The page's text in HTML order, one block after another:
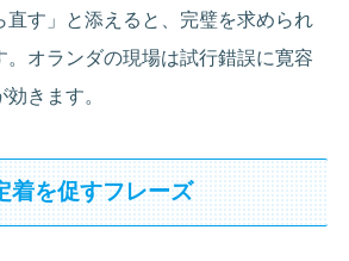
直す」と添えると、完璧を求められ
。オランダの現場は試行錯誤に寛容
きます。
着を促すフレーズ